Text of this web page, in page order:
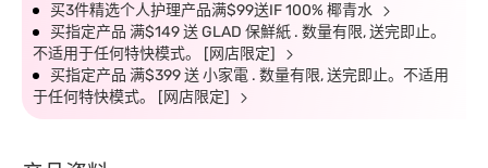
买3件精选个人护理产品满$99送IF 100% 椰青水
买指定产品 满$149 送 GLAD 保鮮紙 . 数量有限, 送完即止。
不适用于任何特快模式。 [网店限定]
买指定产品 满$399 送 小家電 . 数量有限, 送完即止。不适用
于任何特快模式。 [网店限定]